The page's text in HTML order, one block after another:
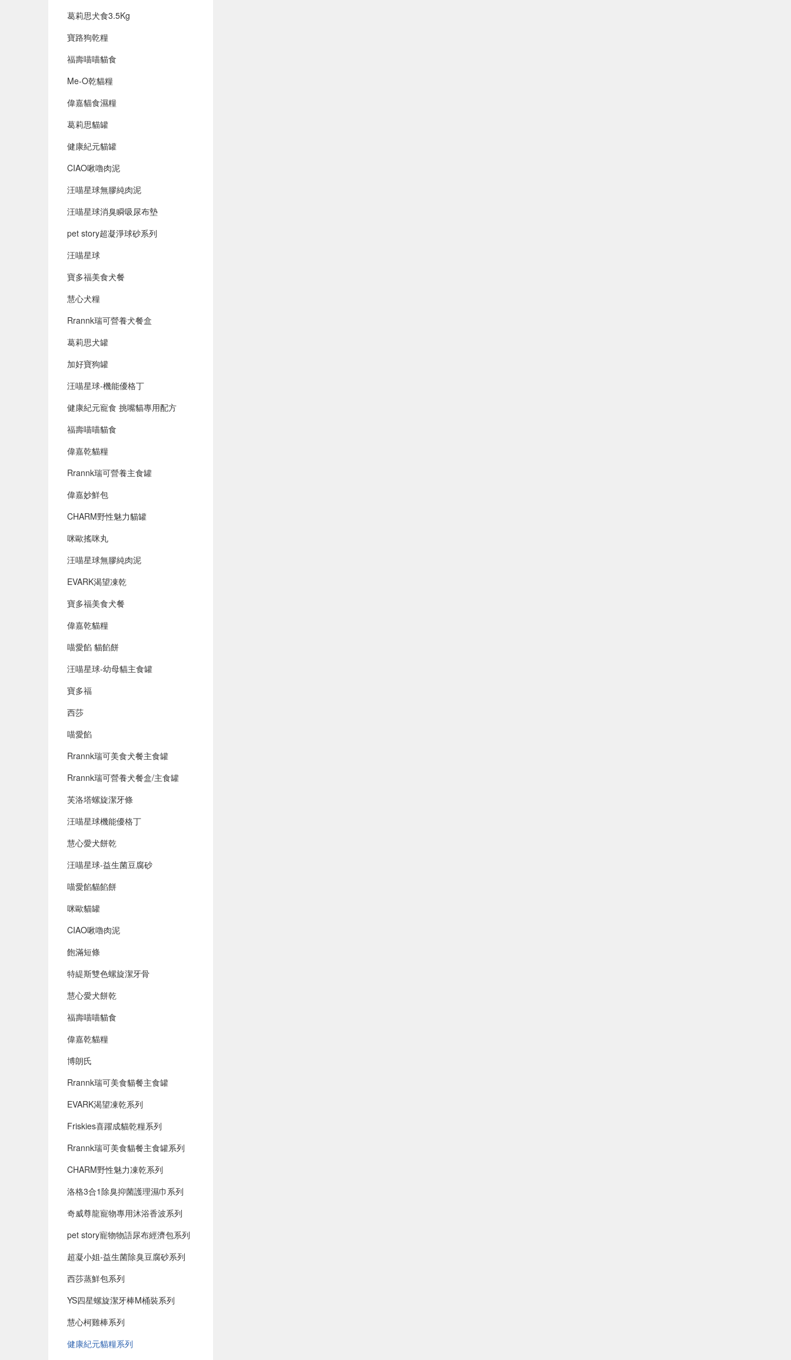
葛莉思犬食3.5Kg
寶路狗乾糧
福壽喵喵貓食
Me-O乾貓糧
偉嘉貓食濕糧
葛莉思貓罐
健康紀元貓罐
CIAO啾嚕肉泥
汪喵星球無膠純肉泥
汪喵星球消臭瞬吸尿布墊
pet story超凝淨球砂系列
汪喵星球
寶多福美食犬餐
慧心犬糧
Rrannk瑞可營養犬餐盒
葛莉思犬罐
加好寶狗罐
汪喵星球-機能優格丁
健康紀元寵食 挑嘴貓專用配方
福壽喵喵貓食
偉嘉乾貓糧
Rrannk瑞可營養主食罐
偉嘉妙鮮包
CHARM野性魅力貓罐
咪歐搖咪丸
汪喵星球無膠純肉泥
EVARK渴望凍乾
寶多福美食犬餐
偉嘉乾貓糧
喵愛餡 貓餡餅
汪喵星球-幼母貓主食罐
寶多福
西莎
喵愛餡
Rrannk瑞可美食犬餐主食罐
Rrannk瑞可營養犬餐盒/主食罐
芙洛塔螺旋潔牙條
汪喵星球機能優格丁
慧心愛犬餅乾
汪喵星球-益生菌豆腐砂
喵愛餡貓餡餅
咪歐貓罐
CIAO啾嚕肉泥
飽滿短條
特緹斯雙色螺旋潔牙骨
慧心愛犬餅乾
福壽喵喵貓食
偉嘉乾貓糧
博朗氏
Rrannk瑞可美食貓餐主食罐
EVARK渴望凍乾系列
Friskies喜躍成貓乾糧系列
Rrannk瑞可美食貓餐主食罐系列
CHARM野性魅力凍乾系列
洛格3合1除臭抑菌護理濕巾系列
奇威尊龍寵物專用沐浴香波系列
pet story寵物物語尿布經濟包系列
超凝小姐-益生菌除臭豆腐砂系列
西莎蒸鮮包系列
YS四星螺旋潔牙棒M桶裝系列
慧心柯雞棒系列
健康紀元貓糧系列